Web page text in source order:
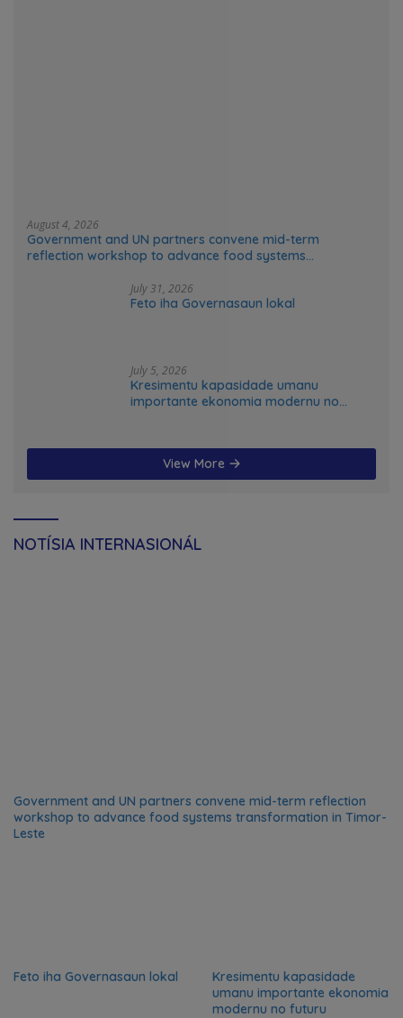
August 4, 2026
Government and UN partners convene mid-term
reflection workshop to advance food systems
July 31, 2026
Feto iha Governasaun lokal
July 5, 2026
Kresimentu kapasidade umanu
importante ekonomia modernu no
View More
NOTÍSIA INTERNASIONÁL
Government and UN partners convene mid-term reflection
workshop to advance food systems transformation in Timor-
Leste
Feto iha Governasaun lokal
Kresimentu kapasidade
umanu importante ekonomia
modernu no futuru